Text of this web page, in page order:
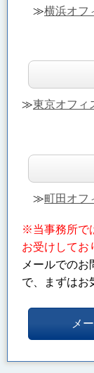
≫横浜オフ
≫東京オフィ
≫町田オフ
※当事務所で
お受けしてお
メールでの
で、まずはお
メ